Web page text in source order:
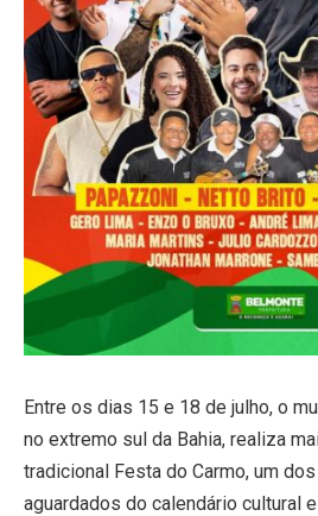
Entre os dias 15 e 18 de julho, o
no extremo sul da Bahia, realiza
tradicional Festa do Carmo, um
aguardados do calendário cultural